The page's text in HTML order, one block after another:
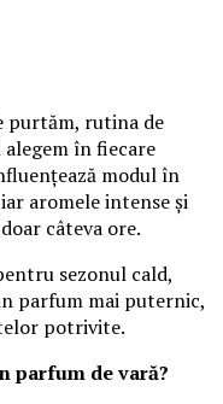
purtăm, rutina de
în fiecare
modul în
aromele intense și
câteva ore.
sezonul cald,
parfum mai puternic,
potrivite.
parfum de vară?